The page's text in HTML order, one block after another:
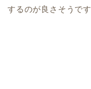
するのが良さそうです